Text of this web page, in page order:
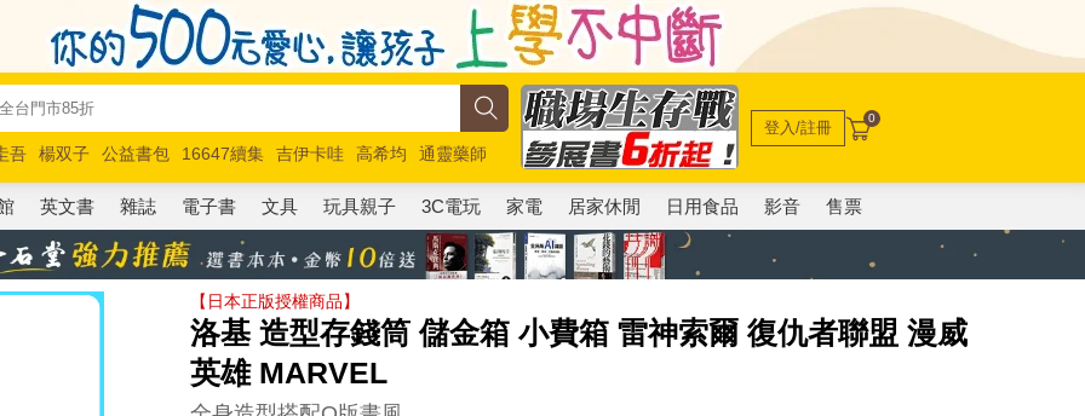
吾 楊双子 公益書包 16647續集 吉伊卡哇 高希均
通靈藥師
路邊攤新作
馬斯克 玩具總動員5 超慢跑
登入/註冊 0
英文書 雜誌 電子書 文具 玩具親子 3C電玩 家電 居家休閒 日用食品 影音 售票
【日本正版授權商品】
洛基 造型存錢筒 儲金箱 小費箱 雷神索爾 復仇者聯盟 漫威
英雄 MARVEL